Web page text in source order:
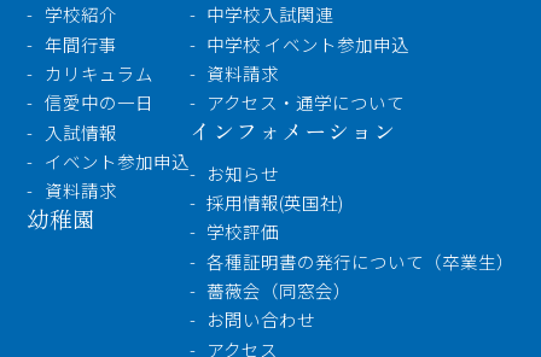
学校紹介
年間行事
カリキュラム
信愛中の一日
入試情報
イベント参加申込
資料請求
幼稚園
中学校入試関連
中学校 イベント参加申込
資料請求
アクセス・通学について
インフォメーション
お知らせ
採用情報(英国社)
学校評価
各種証明書の発行について（卒業生）
薔薇会（同窓会）
お問い合わせ
アクセス